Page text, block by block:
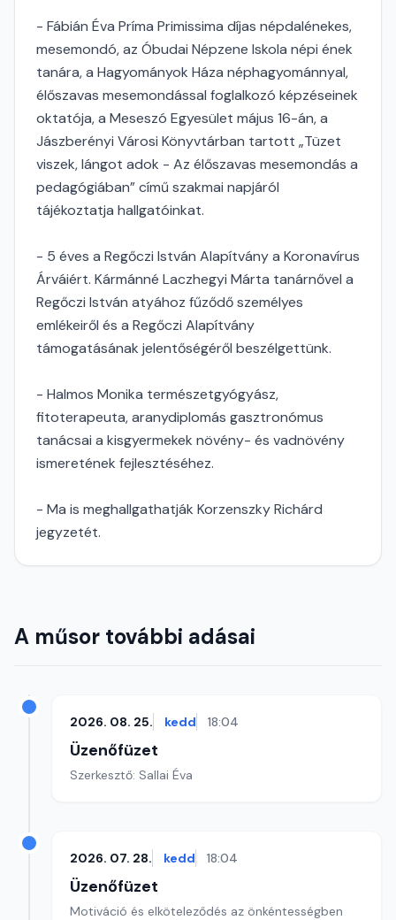
- Fábián Éva Príma Primissima díjas népdalénekes,
mesemondó, az Óbudai Népzene Iskola népi ének
tanára, a Hagyományok Háza néphagyománnyal,
élőszavas mesemondással foglalkozó képzéseinek
oktatója, a Meseszó Egyesület május 16-án, a
Jászberényi Városi Könyvtárban tartott „Tüzet
viszek, lángot adok - Az élőszavas mesemondás a
pedagógiában” című szakmai napjáról
tájékoztatja hallgatóinkat.
- 5 éves a Regőczi István Alapítvány a Koronavírus
Árváiért. Kármánné Laczhegyi Márta tanárnővel a
Regőczi István atyához fűződő személyes
emlékeiről és a Regőczi Alapítvány
támogatásának jelentőségéről beszélgettünk.
- Halmos Monika természetgyógyász,
fitoterapeuta, aranydiplomás gasztronómus
tanácsai a kisgyermekek növény- és vadnövény
ismeretének fejlesztéséhez.
- Ma is meghallgathatják Korzenszky Richárd
jegyzetét.
A műsor további adásai
2026. 08. 25. kedd 18:04
Üzenőfüzet
Szerkesztő: Sallai Éva
2026. 07. 28. kedd 18:04
Üzenőfüzet
Motiváció és elköteleződés az önkéntességben